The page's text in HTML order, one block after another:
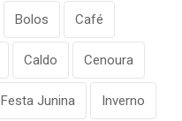
Bolos Café
Caldo Cenoura
Festa Junina Inverno